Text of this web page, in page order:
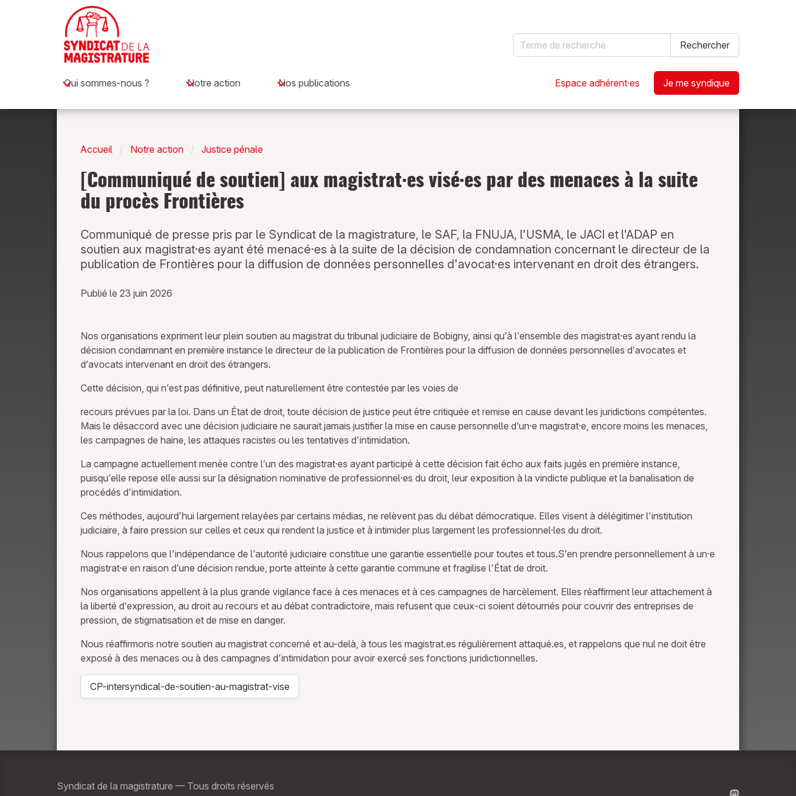
Rechercher Rechercher
Qui sommes-nous ? Notre action Nos publications Espace adhérent·es Je me syndique
Accueil Notre action Justice pénale
[Communiqué de soutien] aux magistrat·es visé·es par des menaces à la suite
du procès Frontières
Communiqué de presse pris par le Syndicat de la magistrature, le SAF, la FNUJA, l'USMA, le JACI et l'ADAP en
soutien aux magistrat·es ayant été menacé·es à la suite de la décision de condamnation concernant le directeur de la
publication de Frontières pour la diffusion de données personnelles d'avocat·es intervenant en droit des étrangers.
Publié le 23 juin 2026
Nos organisations expriment leur plein soutien au magistrat du tribunal judiciaire de Bobigny, ainsi qu’à l’ensemble des magistrat·es ayant rendu la
décision condamnant en première instance le directeur de la publication de Frontières pour la diffusion de données personnelles d’avocates et
d’avocats intervenant en droit des étrangers.
Cette décision, qui n’est pas définitive, peut naturellement être contestée par les voies de
recours prévues par la loi. Dans un État de droit, toute décision de justice peut être critiquée et remise en cause devant les juridictions compétentes.
Mais le désaccord avec une décision judiciaire ne saurait jamais justifier la mise en cause personnelle d’un·e magistrat·e, encore moins les menaces,
les campagnes de haine, les attaques racistes ou les tentatives d’intimidation.
La campagne actuellement menée contre l’un des magistrat·es ayant participé à cette décision fait écho aux faits jugés en première instance,
puisqu’elle repose elle aussi sur la désignation nominative de professionnel·es du droit, leur exposition à la vindicte publique et la banalisation de
procédés d’intimidation.
Ces méthodes, aujourd’hui largement relayées par certains médias, ne relèvent pas du débat démocratique. Elles visent à délégitimer l’institution
judiciaire, à faire pression sur celles et ceux qui rendent la justice et à intimider plus largement les professionnel·les du droit.
Nous rappelons que l’indépendance de l’autorité judiciaire constitue une garantie essentielle pour toutes et tous.S’en prendre personnellement à un·e
magistrat·e en raison d’une décision rendue, porte atteinte à cette garantie commune et fragilise l’État de droit.
Nos organisations appellent à la plus grande vigilance face à ces menaces et à ces campagnes de harcèlement. Elles réaffirment leur attachement à
la liberté d’expression, au droit au recours et au débat contradictoire, mais refusent que ceux-ci soient détournés pour couvrir des entreprises de
pression, de stigmatisation et de mise en danger.
Nous réaffirmons notre soutien au magistrat concerné et au-delà, à tous les magistrat.es régulièrement attaqué.es, et rappelons que nul ne doit être
exposé à des menaces ou à des campagnes d’intimidation pour avoir exercé ses fonctions juridictionnelles.
Télécharger
CP-intersyndical-de-soutien-au-magistrat-vise
Syndicat de la magistrature — Tous droits réservés